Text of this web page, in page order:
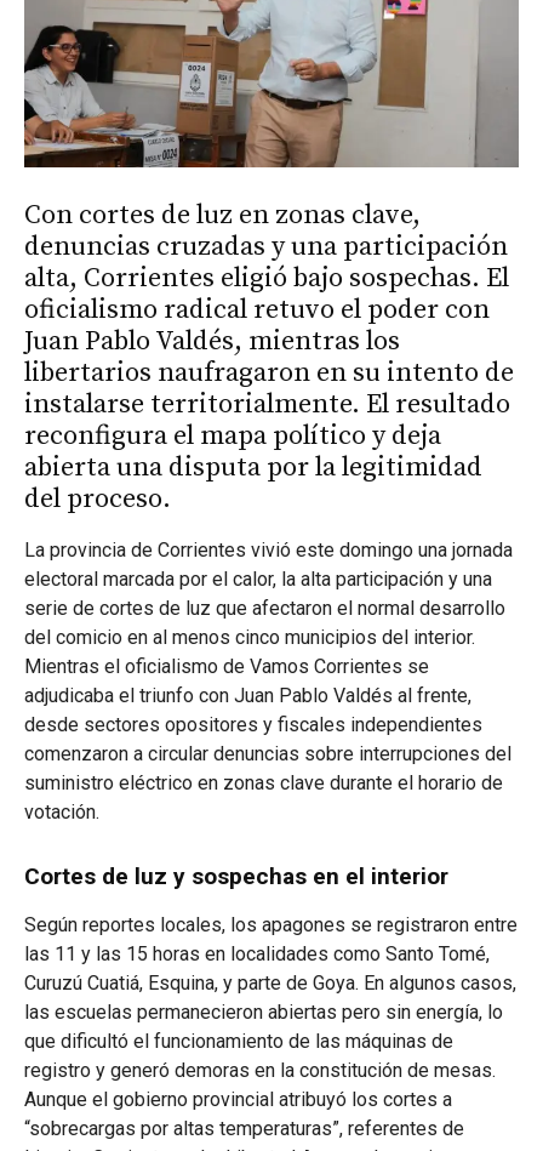
Con cortes de luz en zonas clave,
denuncias cruzadas y una participación
alta, Corrientes eligió bajo sospechas. El
oficialismo radical retuvo el poder con
Juan Pablo Valdés, mientras los
libertarios naufragaron en su intento de
instalarse territorialmente. El resultado
reconfigura el mapa político y deja
abierta una disputa por la legitimidad
del proceso.
La provincia de Corrientes vivió este domingo una jornada
electoral marcada por el calor, la alta participación y una
serie de cortes de luz que afectaron el normal desarrollo
del comicio en al menos cinco municipios del interior.
Mientras el oficialismo de Vamos Corrientes se
adjudicaba el triunfo con Juan Pablo Valdés al frente,
desde sectores opositores y fiscales independientes
comenzaron a circular denuncias sobre interrupciones del
suministro eléctrico en zonas clave durante el horario de
votación.
Cortes de luz y sospechas en el interior
Según reportes locales, los apagones se registraron entre
las 11 y las 15 horas en localidades como Santo Tomé,
Curuzú Cuatiá, Esquina, y parte de Goya. En algunos casos,
las escuelas permanecieron abiertas pero sin energía, lo
que dificultó el funcionamiento de las máquinas de
registro y generó demoras en la constitución de mesas.
Aunque el gobierno provincial atribuyó los cortes a
“sobrecargas por altas temperaturas”, referentes de